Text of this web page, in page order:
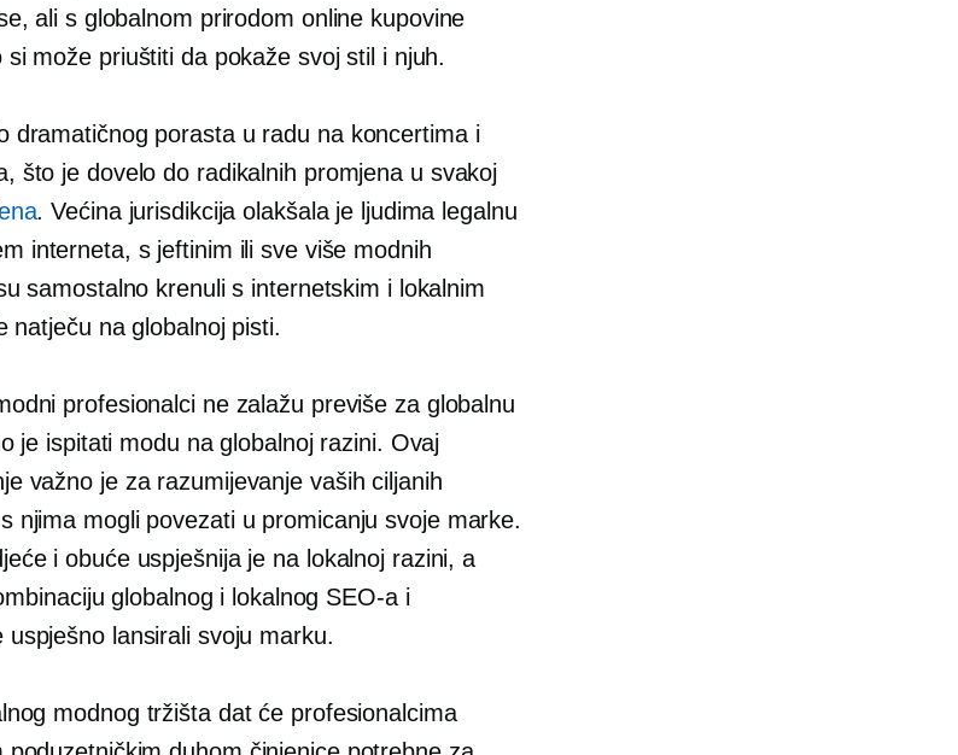
ali s globalnom prirodom online kupovine
može priuštiti da pokaže svoj stil i njuh.
dramatičnog porasta u radu na koncertima i
što je dovelo do radikalnih promjena u svakoj
. Većina jurisdikcija olakšala je ljudima legalnu
interneta, s jeftinim ili sve više modnih
samostalno krenuli s internetskim i lokalnim
natječu na globalnoj pisti.
profesionalci ne zalažu previše za globalnu
je ispitati modu na globalnoj razini. Ovaj
važno je za razumijevanje vaših ciljanih
njima mogli povezati u promicanju svoje marke.
i obuće uspješnija je na lokalnoj razini, a
globalnog i lokalnog SEO-a i
lansirali svoju marku.
modnog tržišta dat će profesionalcima